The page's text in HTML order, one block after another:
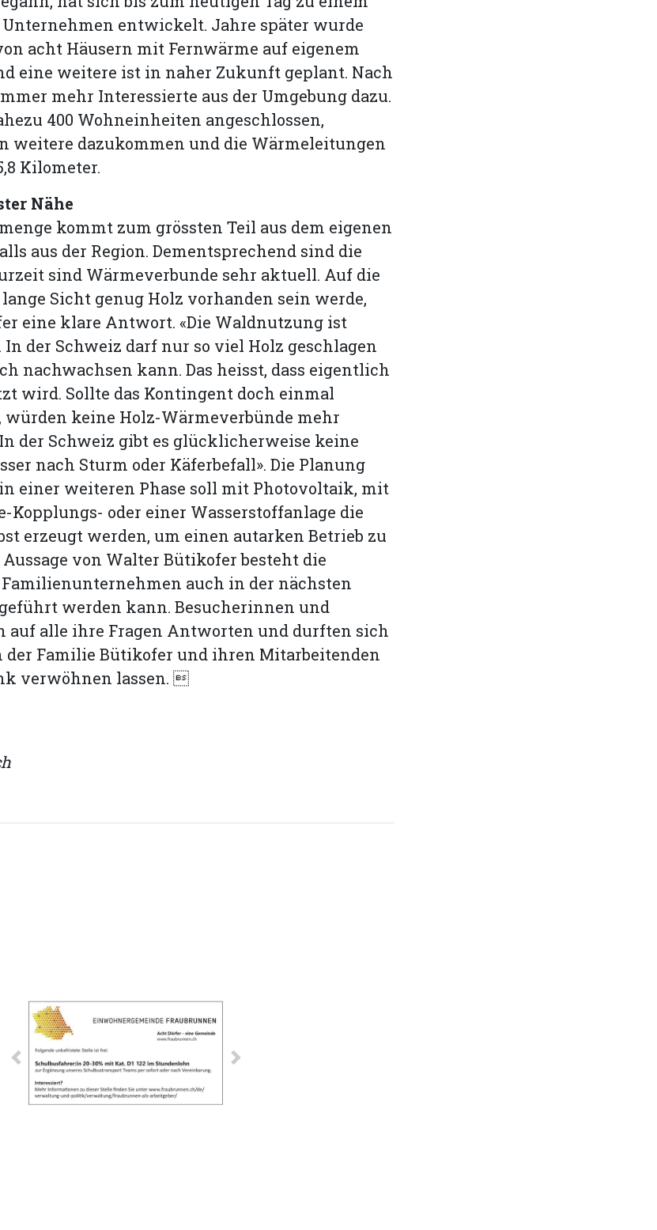
entwickelt. Jahre später wurde
acht Häusern mit Fernwärme auf eigenem
eine weitere ist in naher Zukunft geplant. Nach
mehr Interessierte aus der Umgebung dazu.
400 Wohn­einheiten angeschlossen,
weitere dazukommen und die Wärmeleitungen
Kilometer.
Nähe
kommt zum grössten Teil aus dem eigenen
aus der Region. Dementsprechend sind die
sind Wärmeverbunde sehr aktuell. Auf die
lange Sicht genug Holz vorhanden sein werde,
eine klare Antwort. «Die Waldnutzung ist
der Schweiz darf nur so viel Holz geschlagen
nachwachsen kann. Das heisst, dass eigentlich
wird. Sollte das Kontingent doch einmal
würden keine Holz-Wärmeverbünde mehr
der Schweiz gibt es glücklicherweise keine
nach Sturm oder Käferbefall». Die Planung
einer weiteren Phase soll mit Photovoltaik, mit
Kopplungs- oder einer Wasserstoffanlage die
erzeugt werden, um einen autarken Betrieb zu
von Walter Bütikofer besteht die
Familienunternehmen auch in der nächsten
werden kann. Besucherinnen und
auf alle ihre Fragen Antworten und durften sich
der Familie Bütikofer und ihren Mitarbeitenden
verwöhnen lassen. 